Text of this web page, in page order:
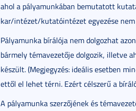
ahol a pályamunkában bemutatott
kar/intézet/kutatóintézet egyezése
Pályamunka bírálója nem dolgozhat
bármely témavezetője dolgozik, illetve
készült. (Megjegyzés: ideális esetben
ettől el lehet térni. Ezért célszerű a
A pályamunka szerzőjének és